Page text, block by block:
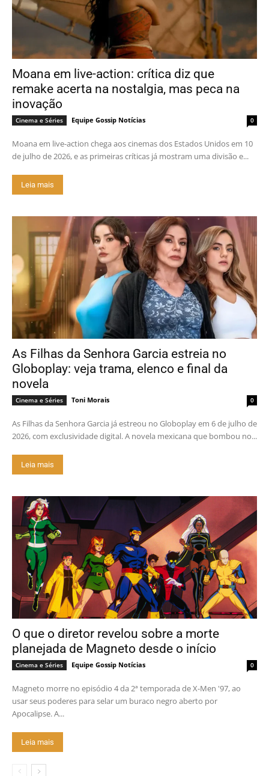
Moana em live-action: crítica diz que
remake acerta na nostalgia, mas peca na
inovação
Cinema e Séries Equipe Gossip Notícias 0
Moana em live-action chega aos cinemas dos Estados Unidos em 10
de julho de 2026, e as primeiras críticas já mostram uma divisão e...
Leia mais
As Filhas da Senhora Garcia estreia no
Globoplay: veja trama, elenco e final da
novela
Cinema e Séries Toni Morais 0
As Filhas da Senhora Garcia já estreou no Globoplay em 6 de julho de
2026, com exclusividade digital. A novela mexicana que bombou no...
Leia mais
O que o diretor revelou sobre a morte
planejada de Magneto desde o início
Cinema e Séries Equipe Gossip Notícias 0
Magneto morre no episódio 4 da 2ª temporada de X-Men '97, ao
usar seus poderes para selar um buraco negro aberto por
Apocalipse. A...
Leia mais